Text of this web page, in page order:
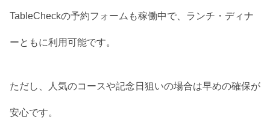
TableCheckの予約フォームも稼働中で、ランチ・ディナ
ーともに利用可能です。
ただし、人気のコースや記念日狙いの場合は早めの確保が
安心です。